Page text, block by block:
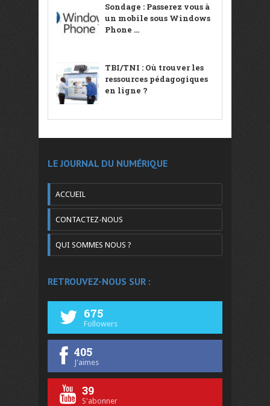
Sondage : Passerez vous à
un mobile sous Windows
Phone ...
TBI/TNI : Où trouver les
ressources pédagogiques
en ligne ?
LE JOURNAL DU NUMÉRIQUE
ACCUEIL
CONTACTEZ-NOUS
QUI SOMMES NOUS ?
RETROUVEZ-NOUS SUR :
675
Followers
405
J'aimes
39
S'abonner